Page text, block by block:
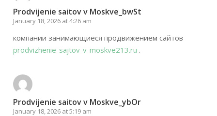
Prodvijenie saitov v Moskve_bwSt
January 18, 2026 at 4:26 am
компании занимающиеся продвижением сайтов
prodvizhenie-sajtov-v-moskve213.ru .
Prodvijenie saitov v Moskve_ybOr
January 18, 2026 at 5:19 am